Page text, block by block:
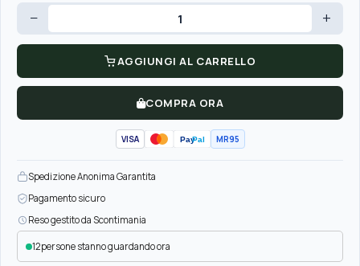
− +
AGGIUNGI AL CARRELLO
COMPRA ORA
VISA PayPal MR95
Spedizione Anonima Garantita
Pagamento sicuro
Reso gestito da Scontimania
12persone stanno guardando ora